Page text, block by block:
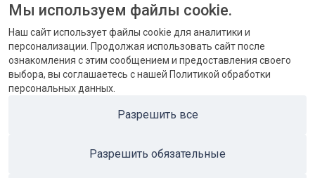
Номер по
Уздеников 0999 | Биткин 280 (R) |
ПОПУЛЯРНЫЕ КАТЕГОРИИ
Мы используем файлы cookie.
Наш сайт использует файлы cookie для аналитики и
персонализации. Продолжая использовать сайт после
ознакомления с этим сообщением и предоставления своего
выбора, вы соглашаетесь с нашей Политикой обработки
персональных данных.
Разрешить все
Разрешить обязательные